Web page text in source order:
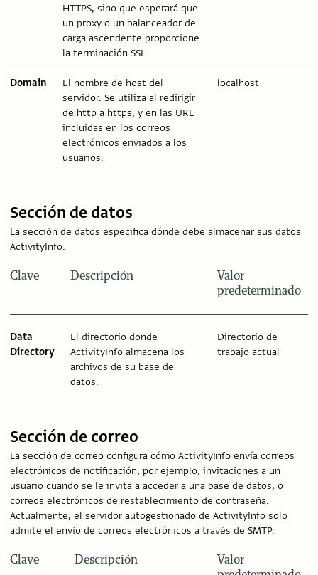
HTTPS, sino que esperará que
un proxy o un balanceador de
carga ascendente proporcione
la terminación SSL.
Domain
El nombre de host del
servidor. Se utiliza al redirigir
de http a https, y en las URL
incluidas en los correos
electrónicos enviados a los
usuarios.
localhost
Sección de datos
La sección de datos especifica dónde debe almacenar sus datos
ActivityInfo.
Clave Descripción
Valor
predeterminado
Data
Directory
El directorio donde
ActivityInfo almacena los
archivos de su base de
datos.
Directorio de
trabajo actual
Sección de correo
La sección de correo configura cómo ActivityInfo envía correos
electrónicos de notificación, por ejemplo, invitaciones a un
usuario cuando se le invita a acceder a una base de datos, o
correos electrónicos de restablecimiento de contraseña.
Actualmente, el servidor autogestionado de ActivityInfo solo
admite el envío de correos electrónicos a través de SMTP.
Clave Descripción
Valor